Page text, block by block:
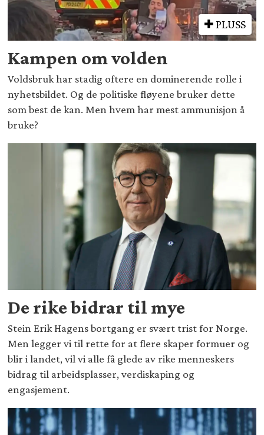
PLUSS
Kampen om volden
Voldsbruk har stadig oftere en dominerende rolle i
nyhetsbildet. Og de politiske fløyene bruker dette
som best de kan. Men hvem har mest ammunisjon å
bruke?
De rike bidrar til mye
Stein Erik Hagens bortgang er svært trist for Norge.
Men legger vi til rette for at flere skaper formuer og
blir i landet, vil vi alle få glede av rike menneskers
bidrag til arbeidsplasser, verdiskaping og
engasjement.